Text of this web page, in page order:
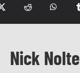
Nick Nolte